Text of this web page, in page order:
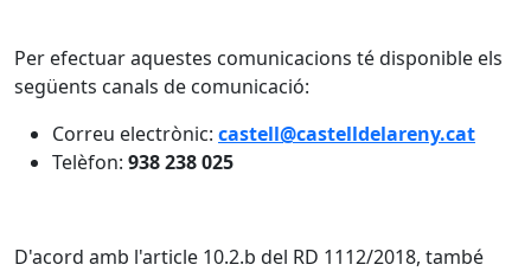
Per efectuar aquestes comunicacions té disponible els
següents canals de comunicació:
Correu electrònic: castell@castelldelareny.cat
Telèfon: 938 238 025
D'acord amb l'article 10.2.b del RD 1112/2018, també